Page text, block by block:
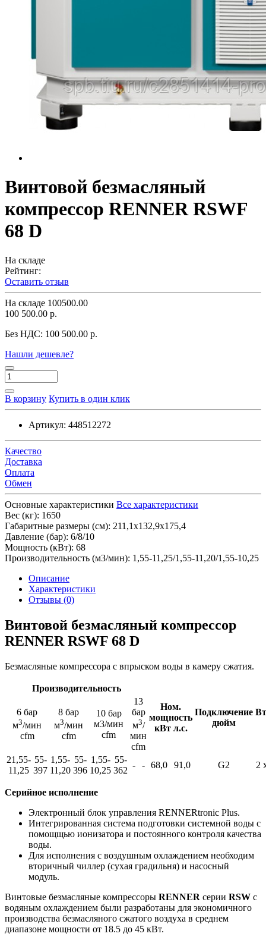
Винтовой безмасляный
компрессор RENNER RSWF
68 D
На складе
Рейтинг:
Оставить отзыв
На складе 100500.00
100 500.00 р.
Без НДС: 100 500.00 р.
Нашли дешевле?
В корзину Купить в один клик
Артикул: 448512272
Качество
Доставка
Оплата
Обмен
Основные характеристики Все характеристики
Вес (кг): 1650
Габаритные размеры (см): 211,1x132,9x175,4
Давление (бар): 6/8/10
Мощность (кВт): 68
Производительность (м3/мин): 1,55-11,25/1,55-11,20/1,55-10,25
Описание
Характеристики
Отзывы (0)
Винтовой безмасляный компрессор
RENNER RSWF 68 D
Безмасляные компрессора с впрыском воды в камеру сжатия.
Производительность
Ном.
мощность
кВт л.с.
Подключение
дюйм
6 бар
м3/мин
cfm
8 бар
м3/мин
cfm
10 бар
м3/мин
cfm
13
бар
м3/
мин
cfm
21,55-
11,25
55-
397
1,55-
11,20
55-
396
1,55-
10,25
55-
362
- - 68,0 91,0 G2 2
Серийное исполнение
Электронный блок управления RENNERtronic Plus.
Интегрированная система подготовки системной воды с
помощщью ионизатора и постоянного контроля качества
воды.
Для исполнения с воздушным охлаждением необходим
вторичный чиллер (сухая градильня) и насосный
модуль.
Винтовые безмасляные компрессоры RENNER cерии RSW с
водяным охлаждением были разработаны для экономичного
производства безмасляного сжатого воздуха в среднем
диапазоне мощности от 18.5 до 45 кВт.